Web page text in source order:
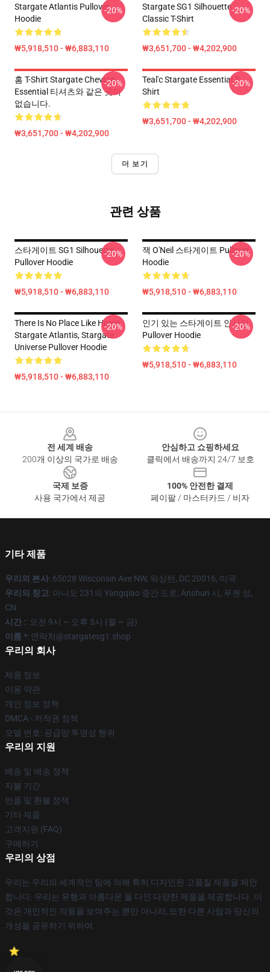
Stargate Atlantis Pullover
Hoodie
₩5,918,510 - ₩6,883,110
-20%
Stargate SG1 Silhouette
Classic T-Shirt
₩3,651,700 - ₩4,202,900
-20%
홈 T-Shirt Stargate Chevron
Essential 티셔츠와 같은 곳이
없습니다.
₩3,651,700 - ₩4,202,900
-20%
Teal'c Stargate Essential T-
Shirt
₩3,651,700 - ₩4,202,900
-20%
더 보기
관련 상품
스타게이트 SG1 Silhouette
Pullover Hoodie
₩5,918,510 - ₩6,883,110
-20%
잭 O'Neil 스타게이트 Pullover
Hoodie
₩5,918,510 - ₩6,883,110
-20%
There Is No Place Like Home,
Stargate Atlantis, Stargate
Universe Pullover Hoodie
₩5,918,510 - ₩6,883,110
-20%
인기 있는 스타게이트 인사말
Pullover Hoodie
₩5,918,510 - ₩6,883,110
-20%
전 세계 배송
200개 이상의 국가로 배송
안심하고 쇼핑하세요
클릭에서 배송까지 24/7 보호
국제 보증
사용 국가에서 제공
100% 안전한 결제
페이팔 / 마스터카드 / 비자
기타 제품
우리의 본사: 65028 Wisconsin Ave NW, 워싱턴, DC 20016, 미국
우리의 창고: 아니오 231의 Yangqiao 중간 도로, Anshun 시, 푸젠 성,
CN
시간 :: 오전 9시 ~ 오후 5시 (월 ~ 금)
이름 *: 연락처@stargatesg1.shop
우리의 회사
제품 정보
이용 약관
개인 정보 정책
DMCA - 저작권 정책
모델 번호: 공급망 투명성 행위
우리의 지원
배송 및 배송 정책
지불 기간
반품 및 환불 정책
기타 제품
고객지원 (FAQ)
구매하기
우리의 상점
우리는 우리의 세계적인 팀에 의해 특히 디자인된 고품질 제품을 제안
합니다. 우리는 유행과 아름다운 둘 다인 다양한 제품을 제공합니다. 이
것은 개인적인 작풍을 보여주는 뿐만 아니라, 또한 다른 사람과 당신의
개성을 공유하기 위하여.